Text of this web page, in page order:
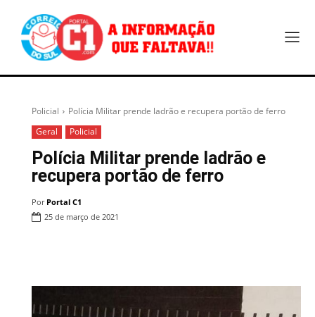
Policial
Polícia Militar prende ladrão e recupera portão de ferro
Geral
Policial
Polícia Militar prende ladrão e
recupera portão de ferro
Por Portal C1
25 de março de 2021